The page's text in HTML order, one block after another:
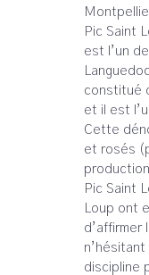
Pic Saint
est l’un
constitué
et il est
Cette
et rosés
Pic Saint
Loup ont
d’affirmer
discipline